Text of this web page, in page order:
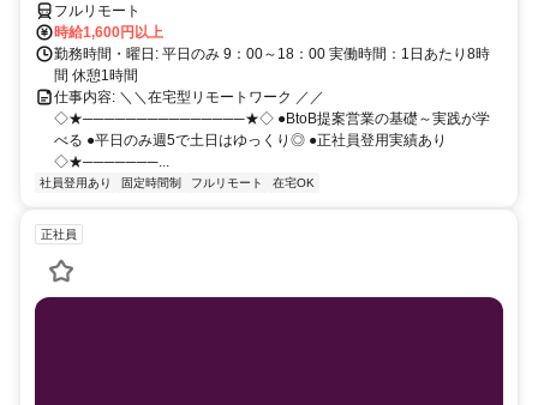
フルリモート
時給1,600円以上
勤務時間・曜日: 平日のみ 9：00～18：00 実働時間：1日あたり8時
間 休憩1時間
仕事内容: ＼＼在宅型リモートワーク ／／
◇★───────────────★◇ ●BtoB提案営業の基礎～実践が学
べる ●平日のみ週5で土日はゆっくり◎ ●正社員登用実績あり
◇★───────...
社員登用あり 固定時間制 フルリモート 在宅OK
正社員